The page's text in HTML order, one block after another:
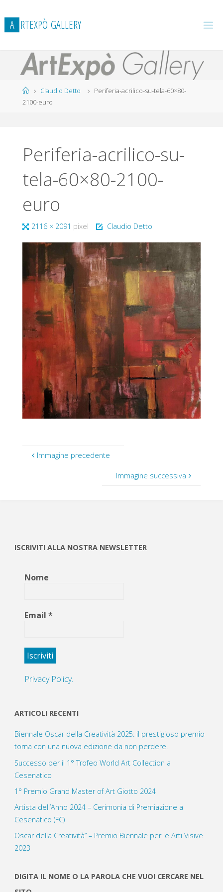
al
contenuto
A RTEXPÒ GALLERY
HomeClaudio Detto
Periferia-acrilico-su-tela-60×80-
2100-euro
Periferia-acrilico-su-
tela-60×80-2100-
euro
Tutta2116 × 2091 pixel Claudio Detto
Immagine precedente
Immagine successiva
ISCRIVITI ALLA NOSTRA NEWSLETTER
Nome
Email *
Privacy Policy.
ARTICOLI RECENTI
Biennale Oscar della Creatività 2025: il prestigioso premio
torna con una nuova edizione da non perdere.
Successo per il 1° Trofeo World Art Collection a
Cesenatico
1° Premio Grand Master of Art Giotto 2024
Artista dell’Anno 2024 – Cerimonia di Premiazione a
Cesenatico (FC)
Oscar della Creatività” – Premio Biennale per le Arti Visive
2023
DIGITA IL NOME O LA PAROLA CHE VUOI CERCARE NEL